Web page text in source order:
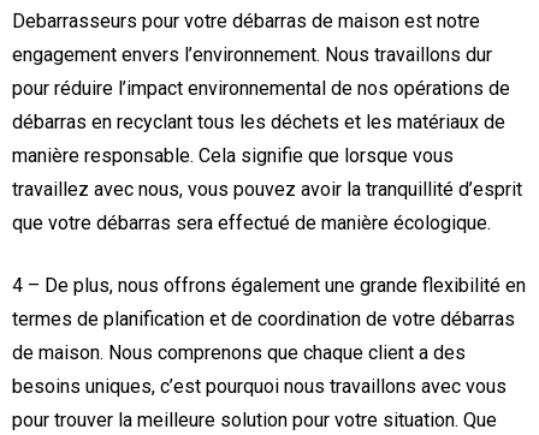
Debarrasseurs pour votre débarras de maison est notre
engagement envers l’environnement. Nous travaillons dur
pour réduire l’impact environnemental de nos opérations de
débarras en recyclant tous les déchets et les matériaux de
manière responsable. Cela signifie que lorsque vous
travaillez avec nous, vous pouvez avoir la tranquillité d’esprit
que votre débarras sera effectué de manière écologique.
4 – De plus, nous offrons également une grande flexibilité en
termes de planification et de coordination de votre débarras
de maison. Nous comprenons que chaque client a des
besoins uniques, c’est pourquoi nous travaillons avec vous
pour trouver la meilleure solution pour votre situation. Que